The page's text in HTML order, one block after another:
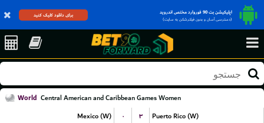
اپلیکیشن بت 90 فوروارد مختص اندروید
(دسترسی آسان و بدون فیلترشکن به سایت)
برای دانلود کلیک کنید
World Central American and Caribbean Games Women
Mexico (W)
۰ ۳
Puerto Rico (W)